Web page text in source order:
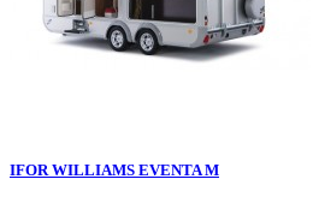
IFOR WILLIAMS EVENTA M